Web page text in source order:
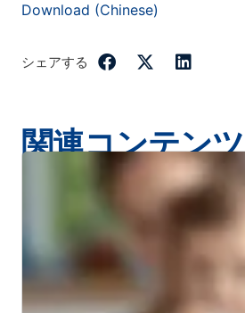
Download (Chinese)
シェアする
関連コンテンツ